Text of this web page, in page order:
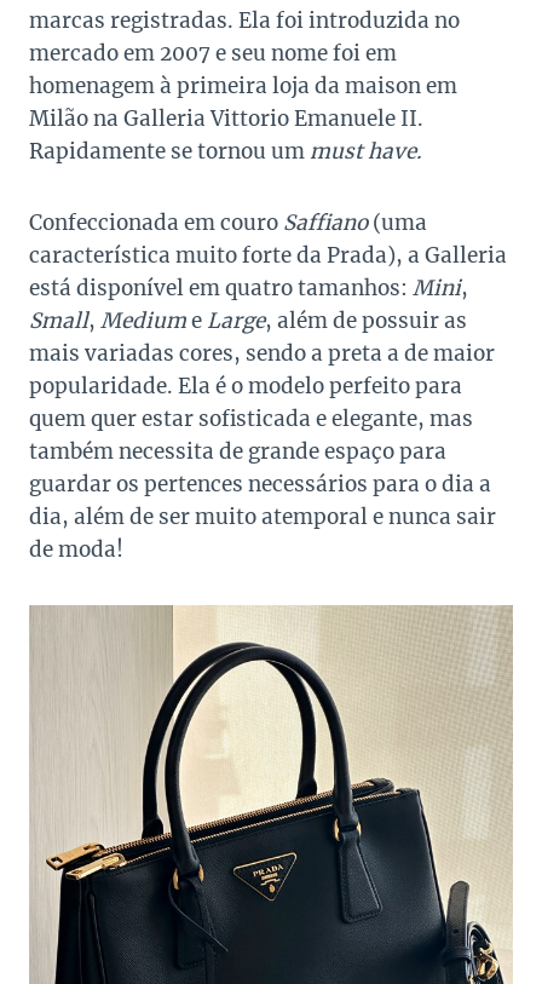
marcas registradas. Ela foi introduzida no
mercado em 2007 e seu nome foi em
homenagem à primeira loja da maison em
Milão na Galleria Vittorio Emanuele II.
Rapidamente se tornou ummust have.
Confeccionada em couro Saffiano(uma
característica muito forte da Prada), a Galleria
está disponível em quatro tamanhos: Mini,
Small, Mediume Large, além de possuir as
mais variadas cores, sendo a preta a de maior
popularidade. Ela é o modelo perfeito para
quem quer estar sofisticada e elegante, mas
também necessita de grande espaço para
guardar os pertences necessários para o dia a
dia, além de ser muito atemporal e nunca sair
de moda!